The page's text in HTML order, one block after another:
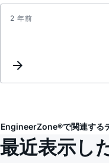
2 年前
EngineerZone®で関連する
最近表示し